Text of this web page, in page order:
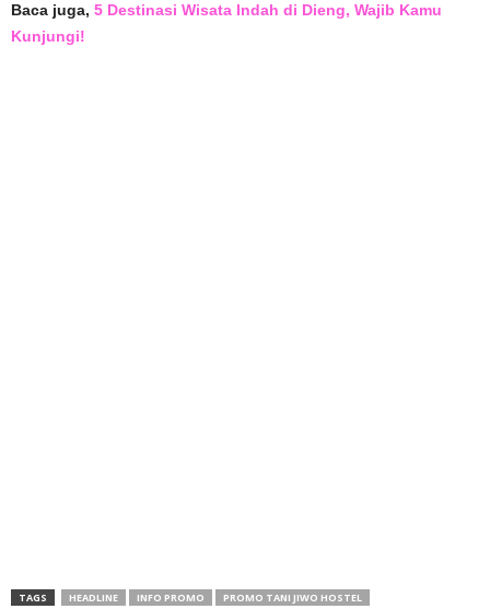
Baca juga, 5 Destinasi Wisata Indah di Dieng, Wajib Kamu
Kunjungi!
TAGS HEADLINE INFO PROMO
PROMO TANI JIWO HOSTEL